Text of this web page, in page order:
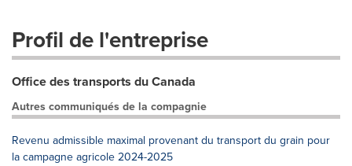
Profil de l'entreprise
Office des transports du Canada
Autres communiqués de la compagnie
Revenu admissible maximal provenant du transport du grain pour
la campagne agricole 2024-2025